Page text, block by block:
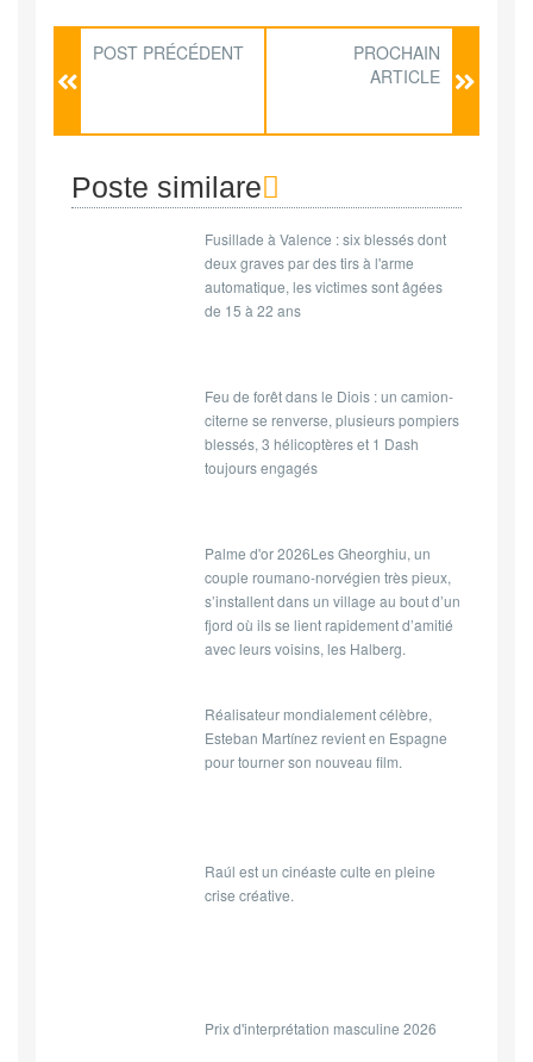
POST PRÉCÉDENT
PROCHAIN
ARTICLE
Poste similare
Fusillade à Valence : six blessés dont
deux graves par des tirs à l'arme
automatique, les victimes sont âgées
de 15 à 22 ans
Feu de forêt dans le Diois : un camion-
citerne se renverse, plusieurs pompiers
blessés, 3 hélicoptères et 1 Dash
toujours engagés
Palme d'or 2026Les Gheorghiu, un
couple roumano-norvégien très pieux,
s’installent dans un village au bout d’un
fjord où ils se lient rapidement d’amitié
avec leurs voisins, les Halberg.
Réalisateur mondialement célèbre,
Esteban Martínez revient en Espagne
pour tourner son nouveau film.
Raúl est un cinéaste culte en pleine
crise créative.
Prix d'interprétation masculine 2026